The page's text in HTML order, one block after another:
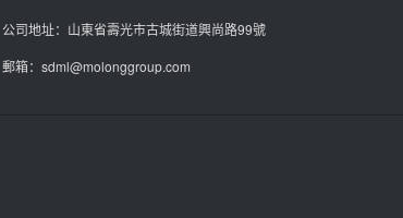
公司地址：山東省壽光市古城街道興尚路99號
郵箱：sdml@molonggroup.com